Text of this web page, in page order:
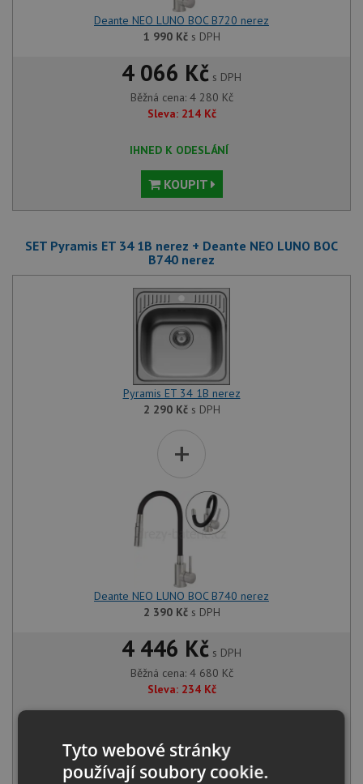
Deante NEO LUNO BOC B720 nerez
1 990 Kčs DPH
4 066 Kč s DPH
Běžná cena: 4 280 Kč
Sleva: 214 Kč
IHNED K ODESLÁNÍ
KOUPIT
SET Pyramis ET 34 1B nerez + Deante NEO LUNO BOC
B740 nerez
Pyramis ET 34 1B nerez
2 290 Kčs DPH
+
Deante NEO LUNO BOC B740 nerez
2 390 Kčs DPH
4 446 Kč s DPH
Běžná cena: 4 680 Kč
Sleva: 234 Kč
KOUPIT
Tyto webové stránky
používají soubory cookie.